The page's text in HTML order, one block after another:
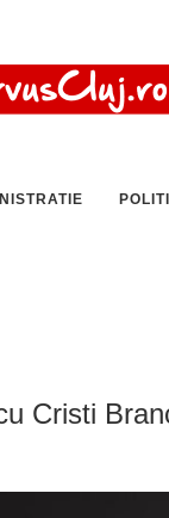
Cristi